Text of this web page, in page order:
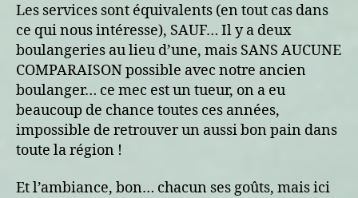
Les services sont équivalents (en tout cas dans
ce qui nous intéresse), SAUF… Il y a deux
boulangeries au lieu d’une, mais SANS AUCUNE
COMPARAISON possible avec notre ancien
boulanger… ce mec est un tueur, on a eu
beaucoup de chance toutes ces années,
impossible de retrouver un aussi bon pain dans
toute la région !
Et l’ambiance, bon… chacun ses goûts, mais ici